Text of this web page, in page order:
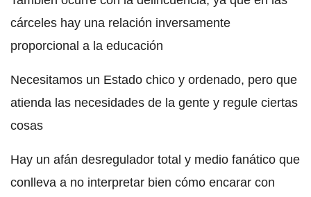
cárceles hay una relación inversamente
proporcional a la educación
Necesitamos un Estado chico y ordenado, pero que
atienda las necesidades de la gente y regule ciertas
cosas
Hay un afán desregulador total y medio fanático que
conlleva a no interpretar bien cómo encarar con